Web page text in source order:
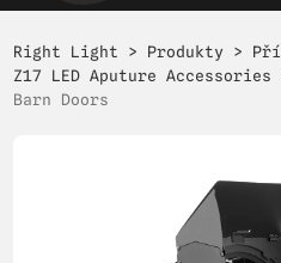
Right Light > Produkty >
Z17 LED Aputure Accessories
Barn Doors